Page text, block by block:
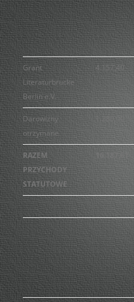
Grant
Literaturbrucke
Berlin e.V.
4.157,40
Darowizny
otrzymane
1.280,00
RAZEM
PRZYCHODY
STATUTOWE
16.187,61